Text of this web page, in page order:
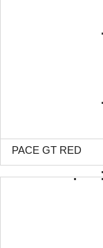
PACE GT RED